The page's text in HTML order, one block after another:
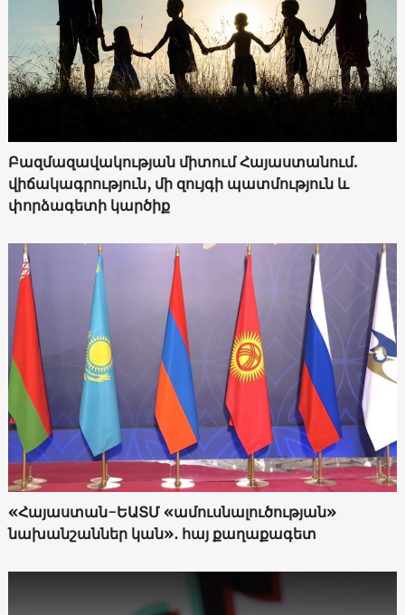
Բազմազավակության միտում Հայաստանում.
վիճակագրություն, մի զույգի պատմություն և
փորձագետի կարծիք
«Հայաստան-ԵԱՏՄ «ամուսնալուծության»
նախանշաններ կան»․ հայ քաղաքագետ